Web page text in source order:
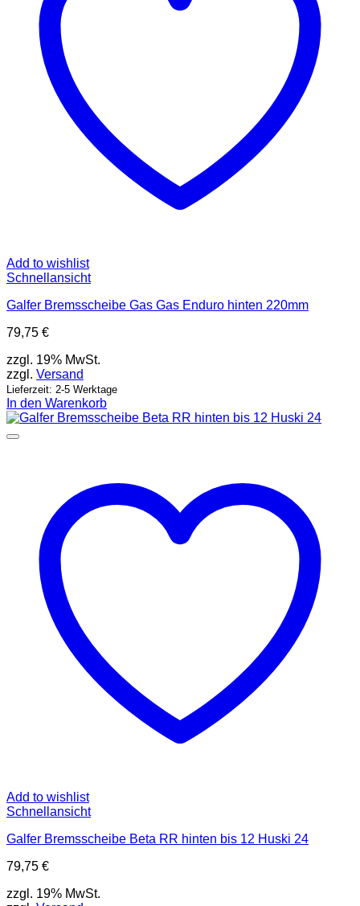
Add to wishlist
Schnellansicht
Galfer Bremsscheibe Gas Gas Enduro hinten 220mm
79,75 €
zzgl. 19% MwSt.
zzgl. Versand
Lieferzeit: 2-5 Werktage
In den Warenkorb
Add to wishlist
Schnellansicht
Galfer Bremsscheibe Beta RR hinten bis 12 Huski 24
79,75 €
zzgl. 19% MwSt.